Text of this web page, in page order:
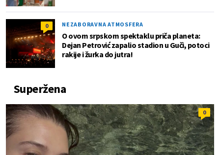
0 NEZABORAVNA ATMOSFERA
O ovom srpskom spektaklu priča planeta:
Dejan Petrović zapalio stadion u Guči, potoci
rakije i žurka do jutra!
Superžena
0